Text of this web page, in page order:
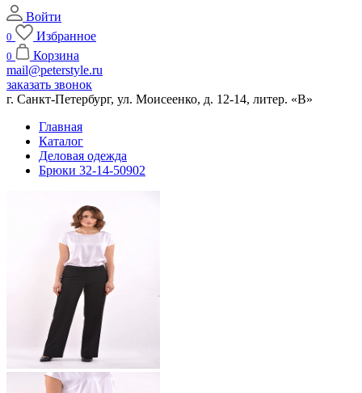
Войти
0 Избранное
0
Корзина
mail@peterstyle.ru
заказать звонок
г. Санкт-Петербург, ул. Моисеенко, д. 12-14, литер. «В»
Главная
Каталог
Деловая одежда
Брюки 32-14-50902